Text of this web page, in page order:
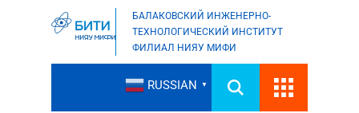
БАЛАКОВСКИЙ ИНЖЕНЕРНО-
ТЕХНОЛОГИЧЕСКИЙ ИНСТИТУТ
ФИЛИАЛ НИЯУ МИФИ
RUSSIAN ▼